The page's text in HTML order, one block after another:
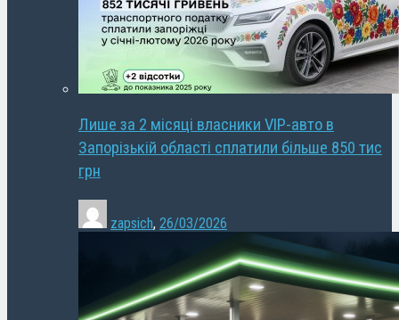
Лише за 2 місяці власники VIP-авто в
Запорізькій області сплатили більше 850 тис
грн
zapsich, 26/03/2026